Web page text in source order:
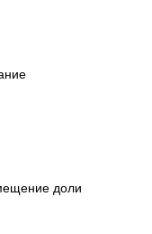
доли